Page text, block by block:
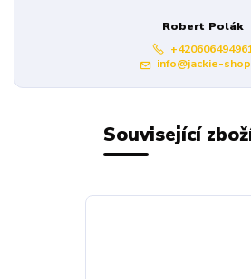
Robert Polák
info@jackie-
Související